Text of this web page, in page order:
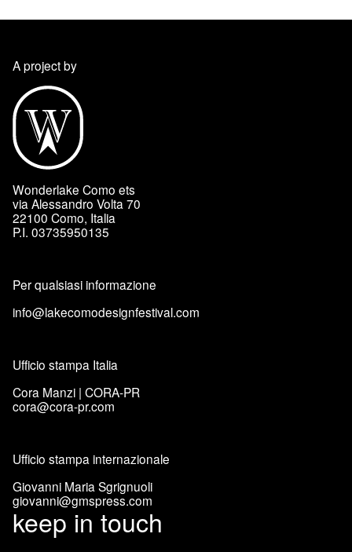
A project by
Wonderlake Como ets
via Alessandro Volta 70
22100 Como, Italia
P.I. 03735950135
Per qualsiasi informazione
info@lakecomodesignfestival.com
Ufficio stampa Italia
Cora Manzi | CORA-PR
cora@cora-pr.com
Ufficio stampa internazionale
Giovanni Maria Sgrignuoli
giovanni@gmspress.com
keep in touch